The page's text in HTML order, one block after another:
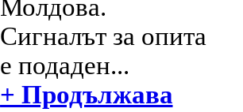
Молдова.
Сигналът за опита
е подаден...
+ Продължава